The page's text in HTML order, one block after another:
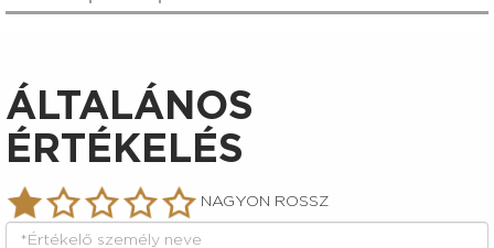
ÁLTALÁNOS
ÉRTÉKELÉS
NAGYON ROSSZ